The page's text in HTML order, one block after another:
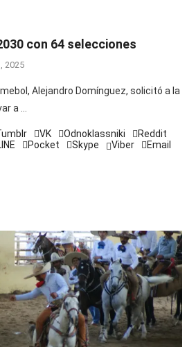
con 64 selecciones
2025
Alejandro Domínguez, solicitó a la
a …
VK Odnoklassniki
Reddit
Pocket Skype Viber Email